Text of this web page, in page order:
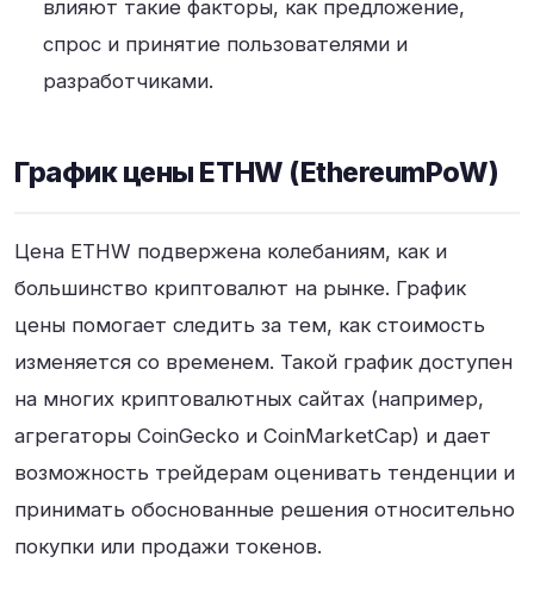
влияют такие факторы, как предложение,
спрос и принятие пользователями и
разработчиками.
График цены ETHW (EthereumPoW)
Цена ETHW подвержена колебаниям, как и
большинство криптовалют на рынке. График
цены помогает следить за тем, как стоимость
изменяется со временем. Такой график доступен
на многих криптовалютных сайтах (например,
агрегаторы CoinGecko и CoinMarketCap) и дает
возможность трейдерам оценивать тенденции и
принимать обоснованные решения относительно
покупки или продажи токенов.